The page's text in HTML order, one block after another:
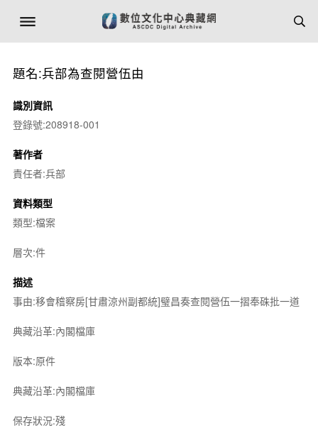
題名:兵部為查閱營伍由
識別資訊
登錄號:208918-001
著作者
責任者:兵部
資料類型
類型:檔案
層次:件
描述
事由:移會稽察房[甘肅涼州副都統]璧昌奏查閱營伍一摺奉硃批一道
典藏沿革:內閣檔庫
版本:原件
典藏沿革:內閣檔庫
保存狀況:殘